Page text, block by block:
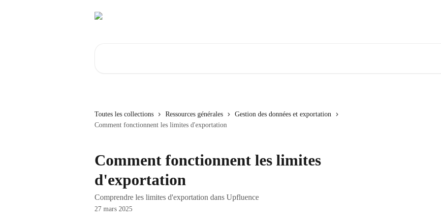
Toutes les collections Ressources générales
Gestion des données et exportation
Comment fonctionnent les limites d'exportation
Comment fonctionnent les limites
d'exportation
Comprendre les limites d'exportation dans Upfluence
27 mars 2025